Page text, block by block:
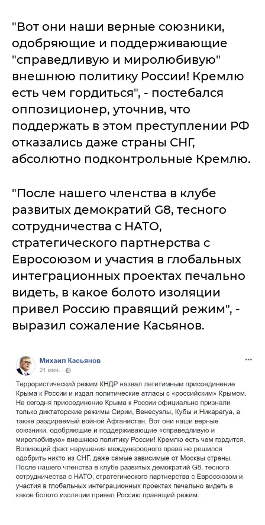
"Вот они наши верные союзники,
одобряющие и поддерживающие
"справедливую и миролюбивую"
внешнюю политику России! Кремлю
есть чем гордиться", - постебался
оппозиционер, уточнив, что
поддержать в этом преступлении РФ
отказались даже страны СНГ,
абсолютно подконтрольные Кремлю.
"После нашего членства в клубе
развитых демократий G8, тесного
сотрудничества с НАТО,
стратегического партнерства с
Евросоюзом и участия в глобальных
интеграционных проектах печально
видеть, в какое болото изоляции
привел Россию правящий режим", -
выразил сожаление Касьянов.